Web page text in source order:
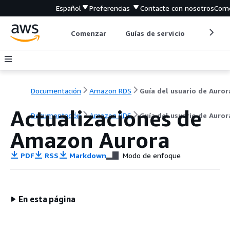
Español Preferencias Contacte con nosotros
Comenzar Guías de servicio
Documentación Amazon RDS Guía del usuario de
Documentación Amazon RDS Guía del usuario de
Actualizaciones de
Amazon Aurora
PDF RSS Markdown Modo de enfoque
En esta página